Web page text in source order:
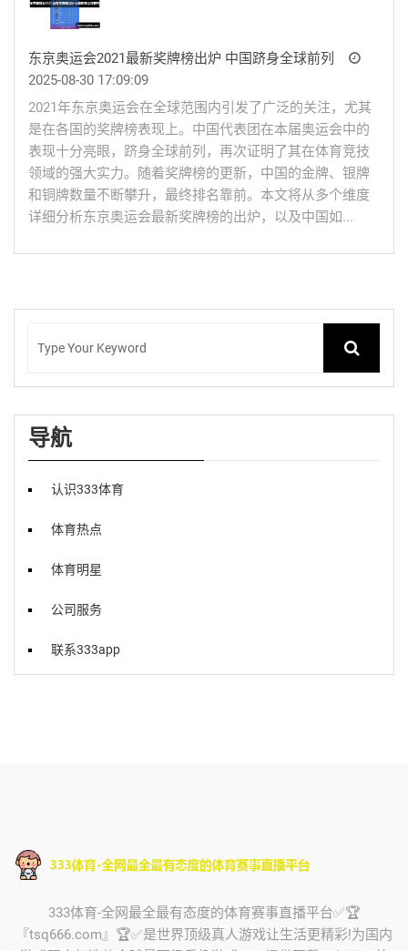
东京奥运会2021最新奖牌榜出炉 中国跻身全球前列
2025-08-30 17:09:09
2021年东京奥运会在全球范围内引发了广泛的关注，尤其
是在各国的奖牌榜表现上。中国代表团在本届奥运会中的
表现十分亮眼，跻身全球前列，再次证明了其在体育竞技
领域的强大实力。随着奖牌榜的更新，中国的金牌、银牌
和铜牌数量不断攀升，最终排名靠前。本文将从多个维度
详细分析东京奥运会最新奖牌榜的出炉，以及中国如...
导航
认识333体育
体育热点
体育明星
公司服务
联系333app
333体育-全网最全最有态度的体育赛事直播平台✅🏆
『tsq666.com』🏆✅是世界顶级真人游戏让生活更精彩!为国内